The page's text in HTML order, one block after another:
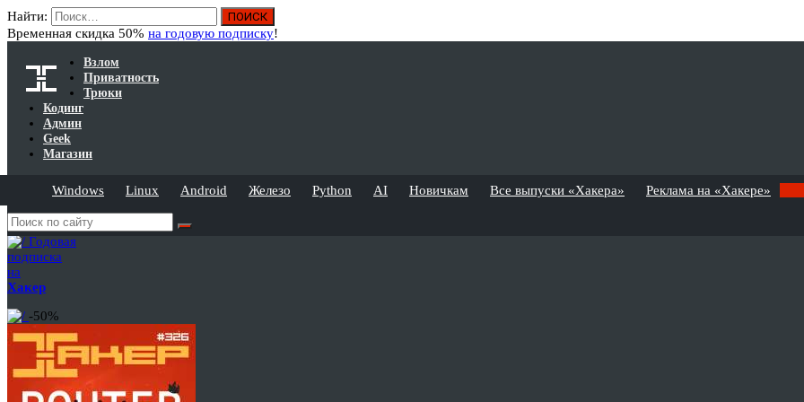
Найти:
Временная скидка 50% на годовую подписку!
Взлом
Приватность
Трюки
Кодинг
Админ
Geek
Магазин
Windows Linux Android Железо Python AI Новичкам Все выпуски «Хакера» Реклама на «Хакере»
Годовая
подписка
на
Хакер
-50%